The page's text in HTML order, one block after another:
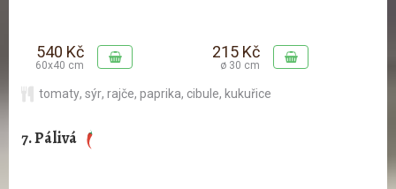
540 Kč
60x40 cm
215 Kč
ø 30 cm
tomaty, sýr, rajče, paprika, cibule, kukuřice
7. Pálivá